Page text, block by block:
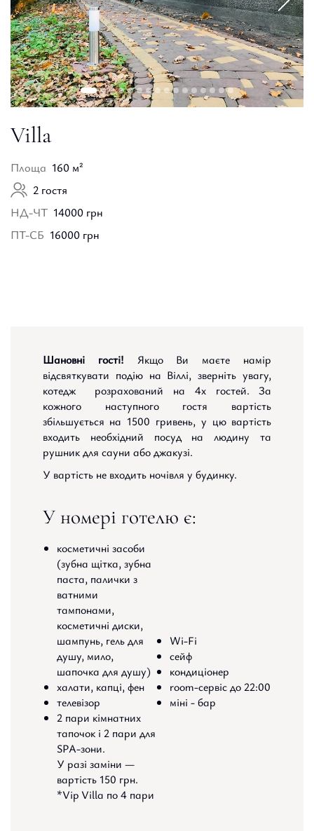
Villa
Площа 160 м²
2 гостя
НД-ЧТ 14000 грн
ПТ-СБ 16000 грн
Шановні гості! Якщо Ви маєте намір
відсвяткувати подію на Віллі, зверніть увагу,
котедж розрахований на 4х гостей. За
кожного наступного гостя вартість
збільшується на 1500 гривень, у цю вартість
входить необхідний посуд на людину та
рушник для сауни або джакузі.
У вартість не входить ночівля у будинку.
У номері готелю є:
косметичні засоби
(зубна щітка, зубна
паста, палички з
ватними
тампонами,
косметичні диски,
шампунь, гель для
душу, мило,
шапочка для душу)
халати, капці, фен
телевізор
2 пари кімнатних
тапочок і 2 пари для
SPA-зони.
У разі заміни —
вартість 150 грн.
*Vip Villa по 4 пари
Wi-Fi
сейф
кондиціонер
room-сервіс до 22:00
міні - бар